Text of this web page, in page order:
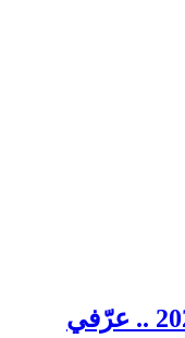
بمناسبة السنة الجديدة 2025 .. عرّفي